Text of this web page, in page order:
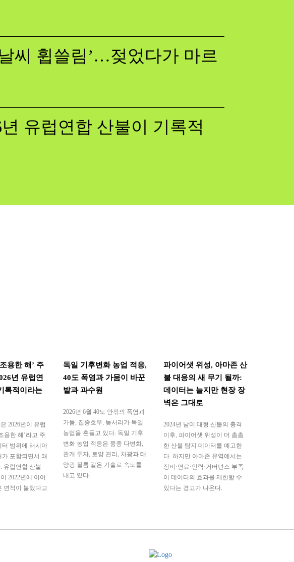
씨 휩쓸림’…젖었다가 마르
유럽연합 산불이 기록적
용한 해’ 주
년 유럽연
록적이라는
2026년이 유럽
용한 해’라고 주
터 범위에 러시아
가 포함되면서 왜
유럽연합 산불
2022년에 이어
면적이 불탔다고
독일 기후변화 농업 적응,
40도 폭염과 가뭄이 바꾼
밭과 과수원
2026년 6월 40도 안팎의 폭염과
가뭄, 집중호우, 늦서리가 독일
농업을 흔들고 있다. 독일 기후
변화 농업 적응은 품종 다변화,
관개 투자, 토양 관리, 차광과 태
양광 필름 같은 기술로 속도를
내고 있다.
파이어샛 위성, 아마존 산
불 대응의 새 무기 될까:
데이터는 늘지만 현장 장
벽은 그대로
2024년 남미 대형 산불의 충격
이후, 파이어샛 위성이 더 촘촘
한 산불 탐지 데이터를 예고한
다. 하지만 아마존 유역에서는
장비·연료·인력·거버넌스 부족
이 데이터의 효과를 제한할 수
있다는 경고가 나온다.